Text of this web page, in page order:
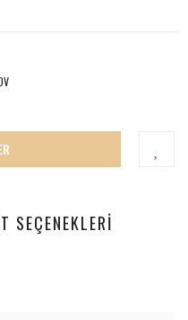
SEÇENEKLERI